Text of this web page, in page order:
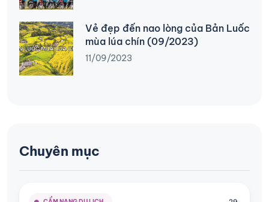
Vẻ đẹp đến nao lòng của Bản Luốc
mùa lúa chín (09/2023)
11/09/2023
Chuyên mục